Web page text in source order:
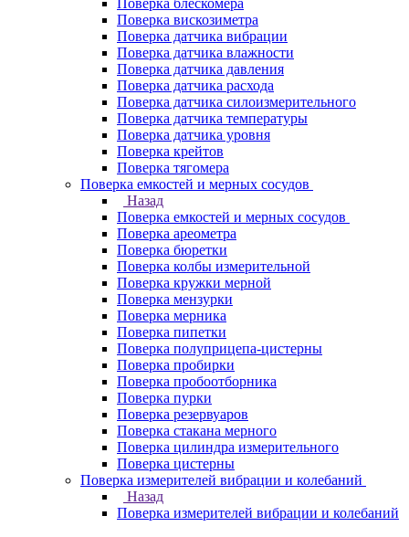
Поверка блескомера
Поверка вискозиметра
Поверка датчика вибрации
Поверка датчика влажности
Поверка датчика давления
Поверка датчика расхода
Поверка датчика силоизмерительного
Поверка датчика температуры
Поверка датчика уровня
Поверка крейтов
Поверка тягомера
Поверка емкостей и мерных сосудов
Назад
Поверка емкостей и мерных сосудов
Поверка ареометра
Поверка бюретки
Поверка колбы измерительной
Поверка кружки мерной
Поверка мензурки
Поверка мерника
Поверка пипетки
Поверка полуприцепа-цистерны
Поверка пробирки
Поверка пробоотборника
Поверка пурки
Поверка резервуаров
Поверка стакана мерного
Поверка цилиндра измерительного
Поверка цистерны
Поверка измерителей вибрации и колебаний
Назад
Поверка измерителей вибрации и колебаний